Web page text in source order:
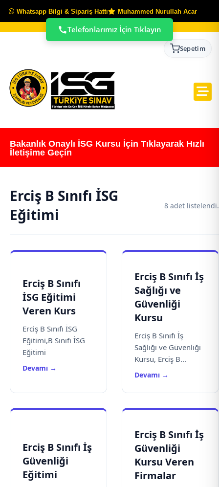
Whatsapp Bilgi & Sipariş Hattı Muhammed Nurullah Acar
Sepetim
Bakanlık Onaylı İSG Kursu İçin Tıklayarak Hızlı
İletişime Geçin
Erciş B Sınıfı İSG
Eğitimi
8 adet listelendi.
Erciş B Sınıfı
İSG Eğitimi
Veren Kurs
Erciş B Sınıfı İSG
Eğitimi,B Sınıfı İSG
Eğitimi
Devamı →
Erciş B Sınıfı İş
Sağlığı ve
Güvenliği
Kursu
Erciş B Sınıfı İş
Sağlığı ve Güvenliği
Kursu, Erciş B...
Devamı →
Erciş B Sınıfı İş
Güvenliği
Eğitimi
Erciş B Sınıfı İş
Güvenliği
Kursu Veren
Firmalar
Telefonlarımız İçin Tıklayın